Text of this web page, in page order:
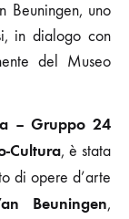
Beuningen, uno
in dialogo con
del Museo
– Gruppo 24
Cultura, è stata
di opere d’arte
Beuningen,